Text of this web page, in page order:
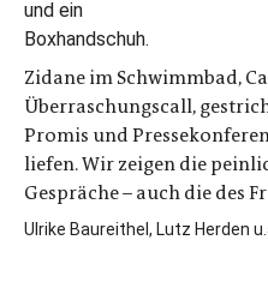
Zidane im Schwimmbad,
Überraschungscall,
Promis und
liefen. Wir zeigen die
Gespräche – auch die des
Ulrike Baureithel, Lutz Herden